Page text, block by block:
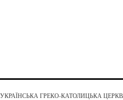
УКРАЇНСЬКА ГРЕКО-КАТОЛИЦЬКА